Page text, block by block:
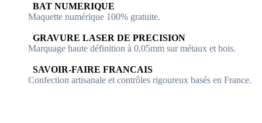
​​ BAT NUMERIQUE
Maquette numérique 100% ​gratuite.
​GRAVURE LASER DE PRECISION
Marquage haute définition à 0,05mm sur métaux et bois.
​SAVOIR-FAIRE FRANCAIS
Confection artisanale et contrôles ​rigoureux basés en France.